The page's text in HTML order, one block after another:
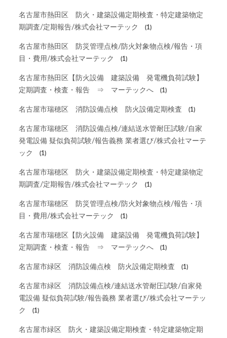
名古屋市熱田区 防火・建築設備定期検査・特定建築物定
期調査/定期報告/株式会社マーテック
(1)
名古屋市熱田区 防災管理点検/防火対象物点検/報告・項
目・費用/株式会社マーテック
(1)
名古屋市熱田区【防火設備 建築設備 発電機負荷試験】
定期調査・検査・報告 ⇒ マーテックへ
(1)
名古屋市瑞穂区 消防設備点検 防火設備定期検査 (1)
名古屋市瑞穂区 消防設備点検/連結送水管耐圧試験/自家
発電設備 疑似負荷試験/報告義務 業者選び/株式会社マーテ
ック
(1)
名古屋市瑞穂区 防火・建築設備定期検査・特定建築物定
期調査/定期報告/株式会社マーテック
(1)
名古屋市瑞穂区 防災管理点検/防火対象物点検/報告・項
目・費用/株式会社マーテック
(1)
名古屋市瑞穂区【防火設備 建築設備 発電機負荷試験】
定期調査・検査・報告 ⇒ マーテックへ
(1)
名古屋市緑区 消防設備点検 防火設備定期検査 (1)
名古屋市緑区 消防設備点検/連結送水管耐圧試験/自家発
電設備 疑似負荷試験/報告義務 業者選び/株式会社マーテッ
ク
(1)
名古屋市緑区 防火・建築設備定期検査・特定建築物定期